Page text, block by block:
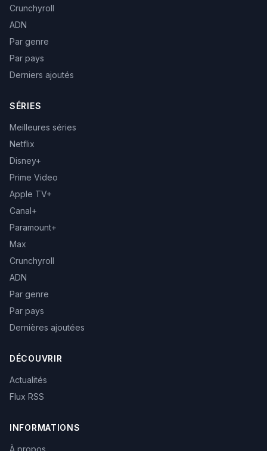
Crunchyroll
ADN
Par genre
Par pays
Derniers ajoutés
SÉRIES
Meilleures séries
Netflix
Disney+
Prime Video
Apple TV+
Canal+
Paramount+
Max
Crunchyroll
ADN
Par genre
Par pays
Dernières ajoutées
DÉCOUVRIR
Actualités
Flux RSS
INFORMATIONS